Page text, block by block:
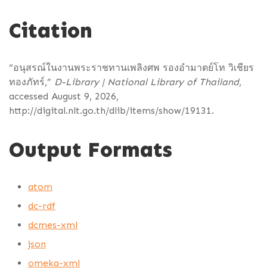
Citation
“อนุสรณ์ในงานพระราชทานเพลิงศพ รองอำมาตย์โท วิเชียร
ทองภัทร์,” D-Library | National Library of Thailand,
accessed August 9, 2026,
http://digital.nlt.go.th/dlib/items/show/19131.
Output Formats
atom
dc-rdf
dcmes-xml
json
omeka-xml